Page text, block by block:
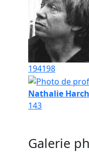
194198
Nathalie
143
Galerie